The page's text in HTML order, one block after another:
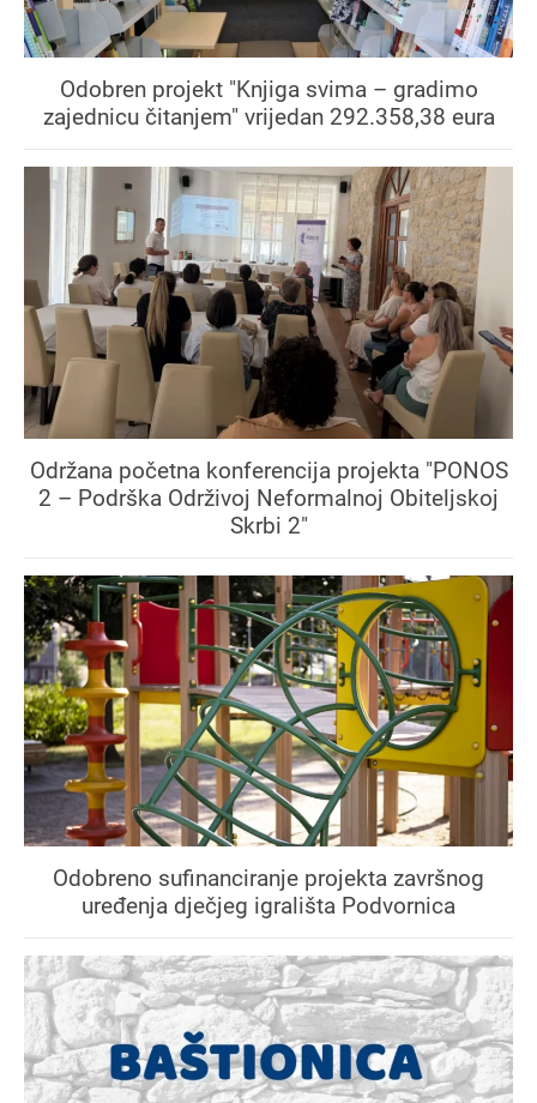
Odobren projekt "Knjiga svima – gradimo
zajednicu čitanjem" vrijedan 292.358,38 eura
Održana početna konferencija projekta "PONOS
2 – Podrška Održivoj Neformalnoj Obiteljskoj
Skrbi 2"
Odobreno sufinanciranje projekta završnog
uređenja dječjeg igrališta Podvornica